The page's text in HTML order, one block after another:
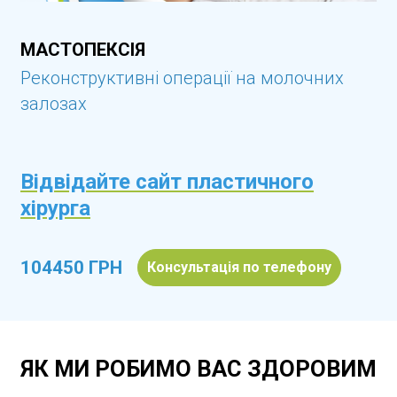
МАСТОПЕКСІЯ
Реконструктивні операції на молочних
залозах
Відвідайте сайт пластичного
хірурга
104450 ГРН Консультація по телефону
ЯК МИ РОБИМО ВАС ЗДОРОВИМ